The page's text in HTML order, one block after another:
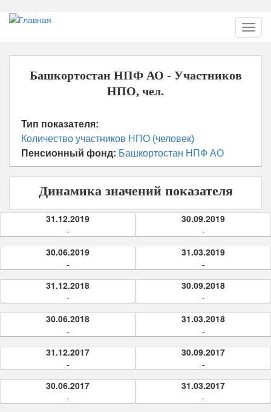
Перейти
основному
содержанию
Башкортостан НПФ АО - Участников
НПО, чел.
Тип показателя:
Количество участников НПО (человек)
Пенсионный фонд: Башкортостан НПФ АО
Динамика значений показателя
31.12.2019
-
30.09.2019
-
30.06.2019
-
31.03.2019
-
31.12.2018
-
30.09.2018
-
30.06.2018
-
31.03.2018
-
31.12.2017
-
30.09.2017
-
30.06.2017
-
31.03.2017
-